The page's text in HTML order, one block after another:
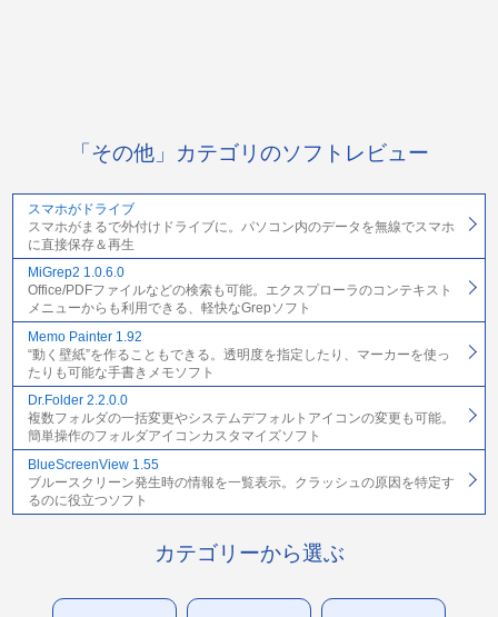
「その他」カテゴリのソフトレビュー
スマホがドライブ
スマホがまるで外付けドライブに。パソコン内のデータを無線でスマホ
に直接保存＆再生
MiGrep2 1.0.6.0
Office/PDFファイルなどの検索も可能。エクスプローラのコンテキスト
メニューからも利用できる、軽快なGrepソフト
Memo Painter 1.92
“動く壁紙”を作ることもできる。透明度を指定したり、マーカーを使っ
たりも可能な手書きメモソフト
Dr.Folder 2.2.0.0
複数フォルダの一括変更やシステムデフォルトアイコンの変更も可能。
簡単操作のフォルダアイコンカスタマイズソフト
BlueScreenView 1.55
ブルースクリーン発生時の情報を一覧表示。クラッシュの原因を特定す
るのに役立つソフト
カテゴリーから選ぶ